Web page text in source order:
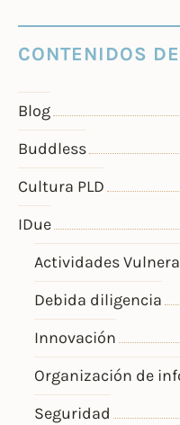
CONTENIDOS
Blog
Buddless
Cultura PLD
IDue
Actividades
Debida diligencia
Innovación
Organización de
Seguridad